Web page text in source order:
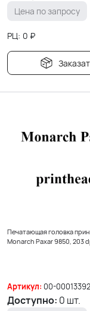
Цена по запросу
РЦ: 0 ₽
Печатающая головка
Monarch Paxar 9850, 203
Артикул: 00-00013392
Доступно: 0 шт.